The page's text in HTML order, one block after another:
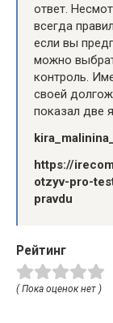
ответ.
всегда
если вы
можно
контроль.
своей
показал две
https://
otzyv-pro-
pravdu
Рейтинг
( Пока оценок нет )